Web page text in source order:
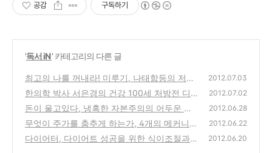
공감 구독하기
'독서 iN' 카테고리의 다른 글
최고의 나를 꺼내라! 미루기, 나태함등의 저항
에서 자기를 극복하는 자극을 주는 책
(0)
2012.07.03
한의학 박사 서은경의 건강 100세 처방전 디
톡스(DeTox) - 건강한 사람들이 평소에 늘 실
천해야 하는 디톡스 이야기
(0)
2012.07.02
돈이 울고있다, 냉혹한 자본주의의 어두운 모
습인 대부업체 시장을 보여주는 일본 사채만화
(0)
2012.06.28
무엇이 주가를 춤추게 하는가, 4개의 메커니즘
으로 해부한 주식시장의 비밀 도서 서평
(2)
2012.06.22
다이어터, 다이어트 성공을 위한 식이조절과
2012.06.20